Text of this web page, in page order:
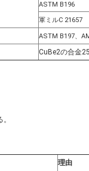
ASTM B196
軍ミルC 21657
ASTM B197、
CuBe2の合金
理由